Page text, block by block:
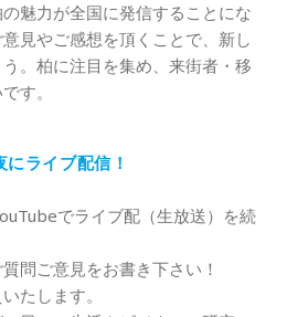
魅力が全国に発信することにな
見やご感想を頂くことで、新し
。柏に注目を集め、来街者・移
す。
ライブ配信！
でライブ配（生放送）を続
問ご意見をお書き下さい！
たします。